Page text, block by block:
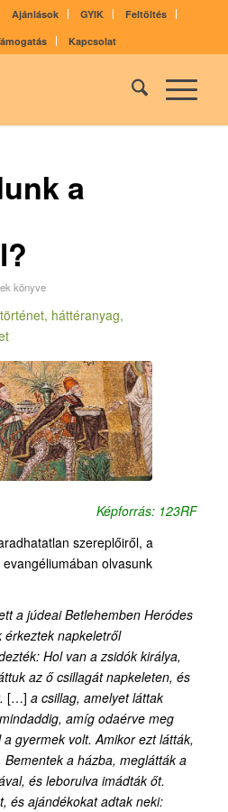
Ajánlások GYIK
Feltöltés
Kapcsolat
a
könyve
háttéranyag,
Képforrás: 123RF
szereplőiről, a
olvasunk
a júdeai Betlehemben Heródes
napkeletről
Hol van a zsidók királya,
az ő csillagát napkeleten, és
[…] a csillag, amelyet láttak
amíg odaérve meg
gyermek volt. Amikor ezt látták,
a házba, meglátták a
és leborulva imádták őt.
és ajándékokat adtak neki: